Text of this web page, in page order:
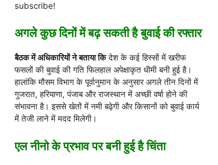
subscribe!
अगले कुछ दिनों में बढ़ सकती है बुवाई की रफ्तार
बैठक में अधिकारियों ने बताया किदेश के कई हिस्सों में खरीफ
फसलों की बुवाई की गति फिलहाल अपेक्षाकृत धीमी बनी हुई है।
हालांकि मौसम विभाग के पूर्वानुमान के अनुसार अगले तीन दिनों में
गुजरात, हरियाणा, पंजाब और राजस्थान में अच्छी वर्षा होने की
संभावना है। इससे खेतों में नमी बढ़ेगी और किसानों को बुवाई कार्य
में तेजी लाने में मदद मिलेगी।
एल नीनो के प्रभाव पर बनी हुई है चिंता